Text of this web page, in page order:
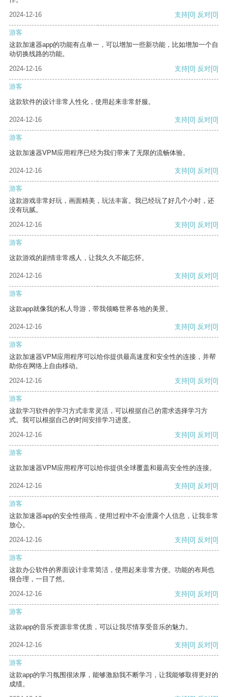
2024-12-16
支持[0] 反对[0]
游客
这款加速器app的功能有点单一，可以增加一些新功能，比如增加一个自
动切换线路的功能。
2024-12-16
支持[0] 反对[0]
游客
这款软件的设计非常人性化，使用起来非常舒服。
2024-12-16 支持[0] 反对[0]
游客
这款加速器VPM应用程序已经为我们带来了无限的流畅体验。
2024-12-16 支持[0] 反对[0]
游客
这款游戏非常好玩，画面精美，玩法丰富。我已经玩了好几个小时，还
没有玩腻。
2024-12-16
支持[0] 反对[0]
游客
这款游戏的剧情非常感人，让我久久不能忘怀。
2024-12-16 支持[0] 反对[0]
游客
这款app就像我的私人导游，带我领略世界各地的美景。
2024-12-16 支持[0] 反对[0]
游客
这款加速器VPM应用程序可以给你提供最高速度和安全性的连接，并帮
助你在网络上自由移动。
2024-12-16
支持[0] 反对[0]
游客
这款学习软件的学习方式非常灵活，可以根据自己的需求选择学习方
式。我可以根据自己的时间安排学习进度。
2024-12-16
支持[0] 反对[0]
游客
这款加速器VPM应用程序可以给你提供全球覆盖和最高安全性的连接。
2024-12-16 支持[0] 反对[0]
游客
这款加速器app的安全性很高，使用过程中不会泄露个人信息，让我非常
放心。
2024-12-16
支持[0] 反对[0]
游客
这款办公软件的界面设计非常简洁，使用起来非常方便。功能的布局也
很合理，一目了然。
2024-12-16
支持[0] 反对[0]
游客
这款app的音乐资源非常优质，可以让我尽情享受音乐的魅力。
2024-12-16 支持[0] 反对[0]
游客
这款app的学习氛围很浓厚，能够激励我不断学习，让我能够取得更好的
成绩。